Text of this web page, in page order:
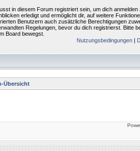
in diesem Forum registriert sein, um dich
erledigt und ermöglicht dir, auf weitere
Benutzern auch zusätzliche Berechtigungen
Regelungen, bevor du dich registrierst. Bitte
Board bewegst.
Nutzungsbedingungen|
Übersicht